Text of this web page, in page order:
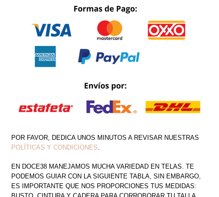
DRAPEADO
ABERTURA
PIERNA
POR FAVOR, DEDICA UNOS MINUTOS A REVISAR NUESTRAS
POLÍTICAS Y CONDICIONES.
EN DOCE38 MANEJAMOS MUCHA VARIEDAD EN TELAS. TE
PODEMOS GUIAR CON LA SIGUIENTE TABLA, SIN EMBARGO,
ES IMPORTANTE QUE NOS PROPORCIONES TUS MEDIDAS: